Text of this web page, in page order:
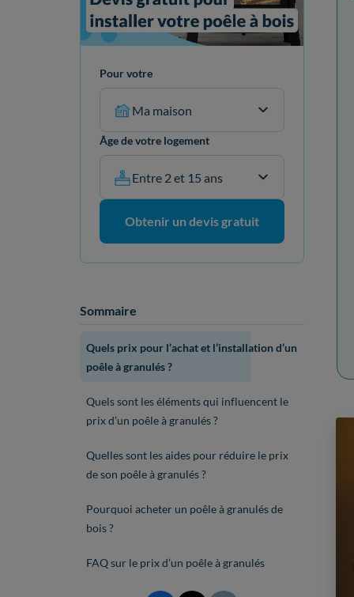
Pour votre
Ma maison
Âge de votre logement
Entre 2 et 15 ans
Obtenir un devis gratuit
Sommaire
Quels prix pour l’achat et l’installation d’un
poêle à granulés ?
Quels sont les éléments qui influencent le
prix d’un poêle à granulés ?
Quelles sont les aides pour réduire le prix
de son poêle à granulés ?
Pourquoi acheter un poêle à granulés de
bois ?
FAQ sur le prix d’un poêle à granulés